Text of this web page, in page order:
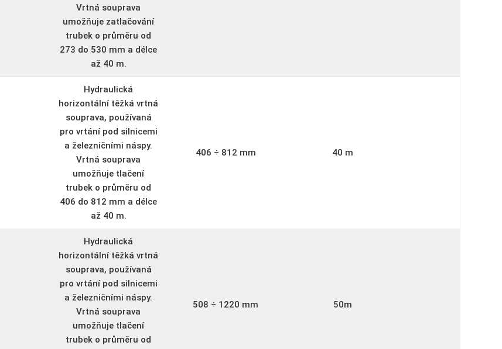
Vrtná souprava
umožňuje zatlačování
trubek o průměru od
273 do 530 mm a délce
až 40 m.
Hydraulická
horizontální těžká vrtná
souprava, používaná
pro vrtání pod silnicemi
a železničními náspy.
Vrtná souprava
umožňuje tlačení
trubek o průměru od
406 do 812 mm a délce
až 40 m.
406 ÷ 812 mm 40 m
Hydraulická
horizontální těžká vrtná
souprava, používaná
pro vrtání pod silnicemi
a železničními náspy.
Vrtná souprava
umožňuje tlačení
trubek o průměru od
508 ÷ 1220 mm 50m